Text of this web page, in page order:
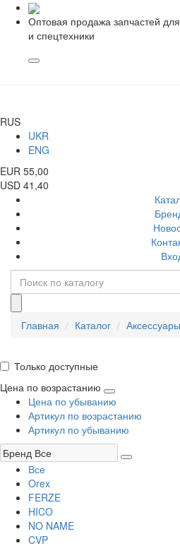
Оптовая продажа запчастей
и спецтехники
RUS
UKR
ENG
EUR 55,00
USD 41,40
Главная Каталог Аксессуары
Только доступные
Цена по возрастанию
Цена по убыванию
Артикул по возрастанию
Артикул по убыванию
Все
Orex
FERZE
HICO
NO NAME
CVP